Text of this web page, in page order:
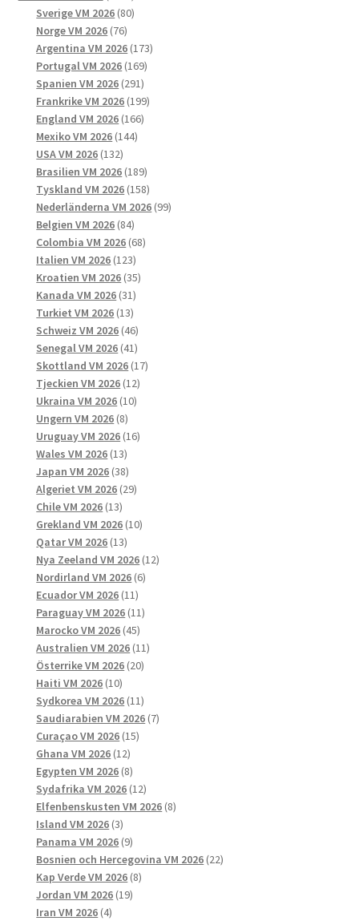
produkter
Sverige VM 2026 8080
Norge VM 2026 7676
produkter
Argentina VM 2026 173173
Portugal VM 2026 169169
Spanien VM 2026 291291
produkter
Frankrike VM 2026 199199
England VM 2026 166166
Mexiko VM 2026 144144
USA VM 2026 132132
produkter
Brasilien VM 2026 189189
produkter
Tyskland VM 2026 158158
produkter
Nederländerna VM 2026 9999
Belgien VM 2026 8484
produkter
Colombia VM 2026 6868
Italien VM 2026 123123
produkter
Kroatien VM 2026 3535
Kanada VM 2026 3131
produkter
Turkiet VM 2026 1313
produkter
Schweiz VM 2026 4646
produkter
Senegal VM 2026 4141
produkter
Skottland VM 2026 1717
Tjeckien VM 2026 1212
Ukraina VM 2026 1010
Ungern VM 2026 88
produkter
Uruguay VM 2026 1616
Wales VM 2026 1313
produkter
Japan VM 2026 3838
produkter
Algeriet VM 2026 2929
Chile VM 2026 1313
produkter
Grekland VM 2026 1010
Qatar VM 2026 1313
produkter
Nya Zeeland VM 2026 1212
Nordirland VM 2026 66
Ecuador VM 2026 1111
produkter
Paraguay VM 2026 1111
Marocko VM 2026 4545
produkter
Australien VM 2026 1111
Österrike VM 2026 2020
Haiti VM 2026 1010
produkter
Sydkorea VM 2026 1111
produkter
Saudiarabien VM 2026 77
Curaçao VM 2026 1515
Ghana VM 2026 1212
produkter
Egypten VM 2026 88
produkter
Sydafrika VM 2026 1212
produkter
Elfenbenskusten VM 2026 88
Island VM 2026 33
produkter
Panama VM 2026 99
produkter
Bosnien och Hercegovina VM 2026 2222
Kap Verde VM 2026 88
Jordan VM 2026 1919
Iran VM 2026 44